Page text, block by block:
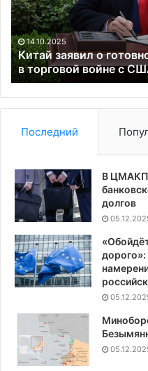
до
конца»
в
торговой
войне
с
США
14.10.2025
Китай заявил о
в торговой войне с
Последний
В ЦМАКП
долгов
дорого»: